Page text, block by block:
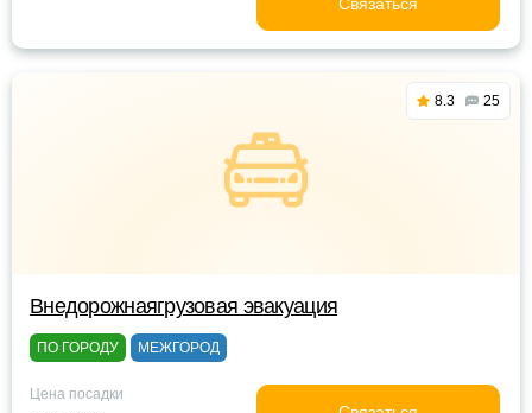
8.3 25
Внедорожнаягрузовая эвакуация
ПО ГОРОДУ МЕЖГОРОД
Цена посадки